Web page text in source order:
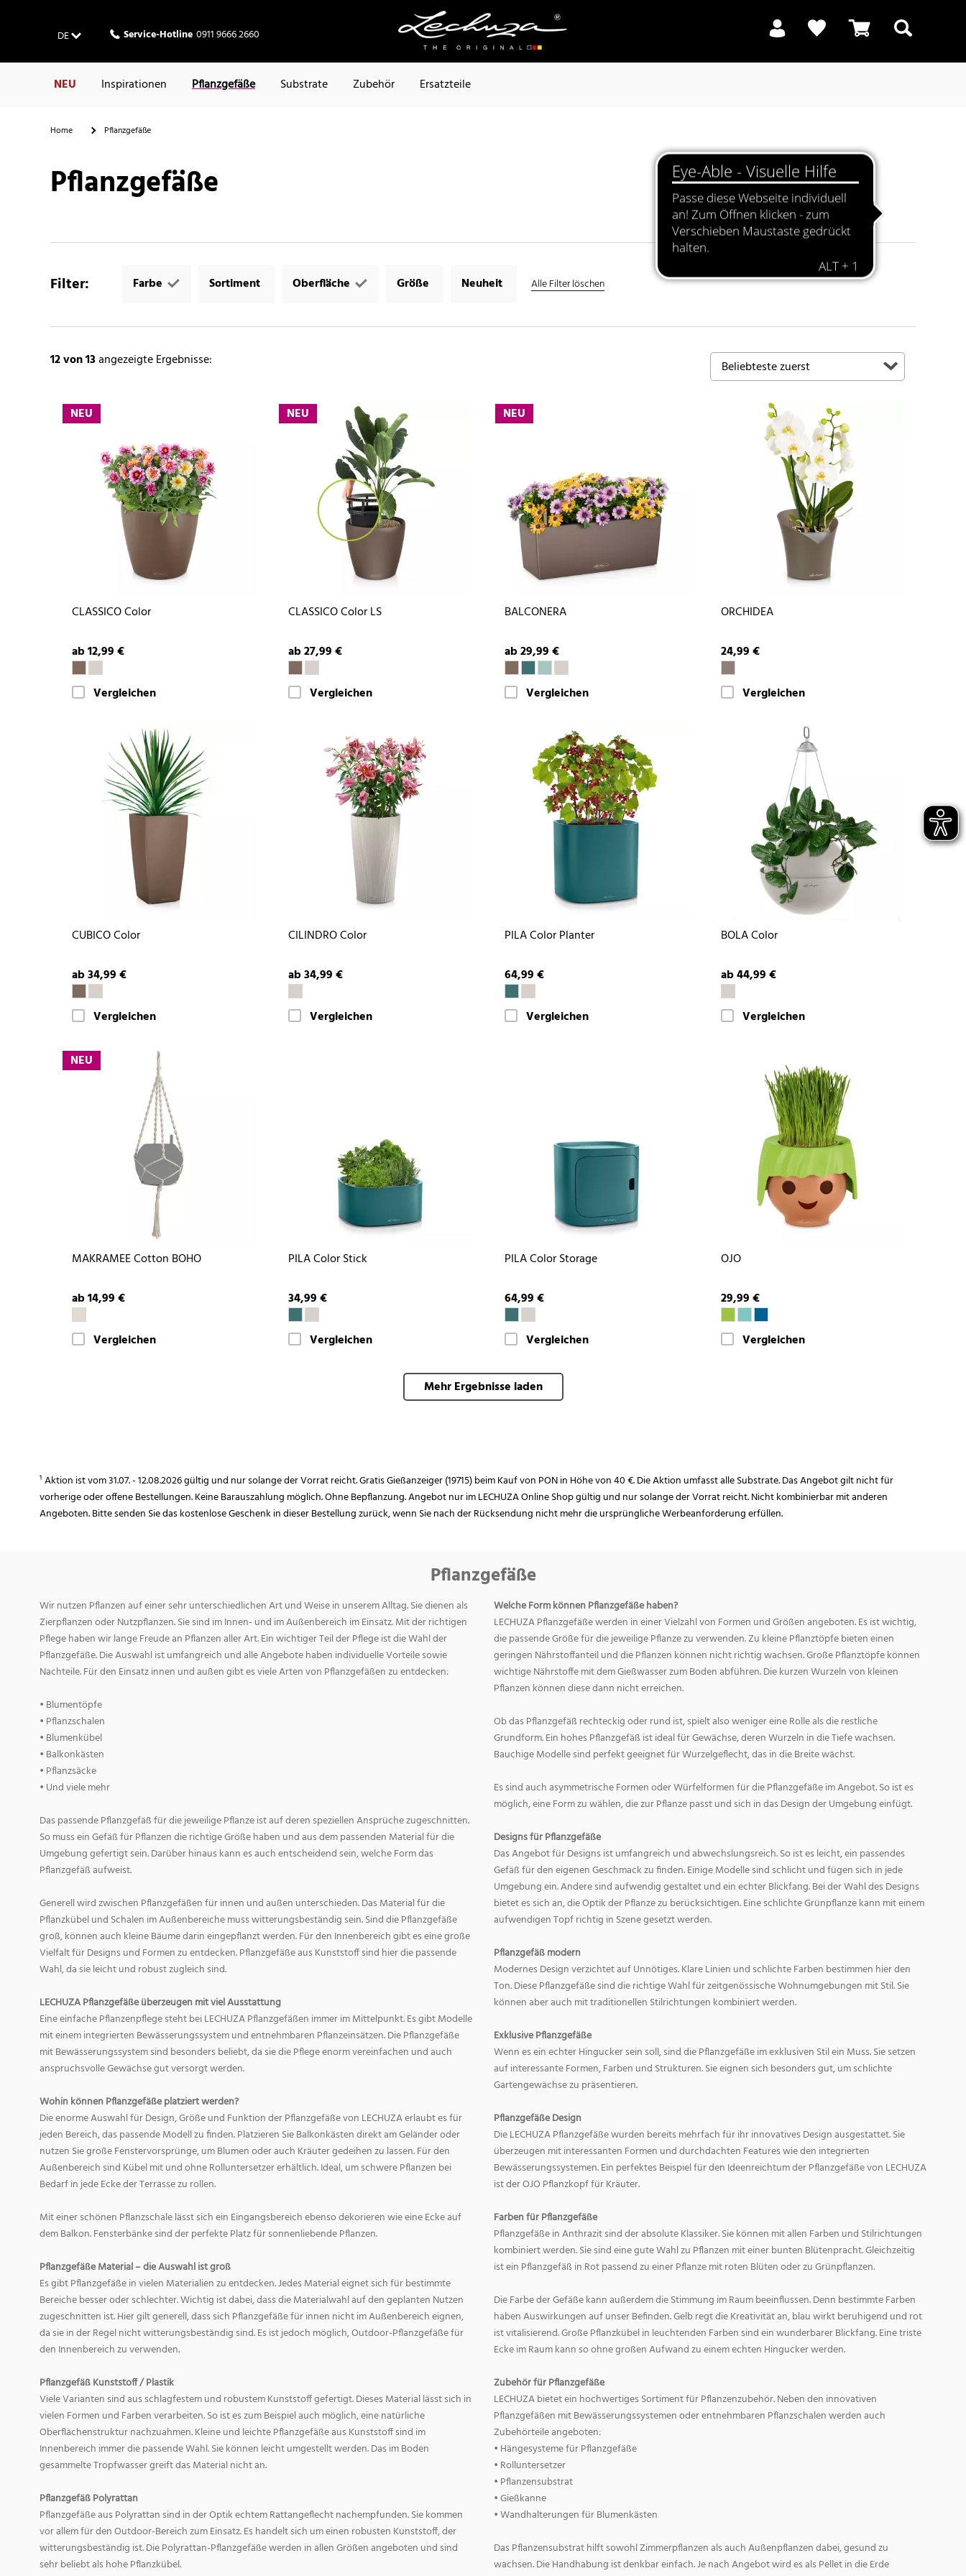
DE Service-Hotline 0911 9666 2660
NEU Inspirationen Pflanzgefäße Substrate Zubehör Ersatzteile
Suchen
Home Pflanzgefäße
Pflanzgefäße
Filter: Farbe Sortiment Oberfläche Größe Neuheit Alle Filter löschen
12von 13angezeigte Ergebnisse:
NEU
CLASSICO Color
ab 12,99 €
Vergleichen
NEU
CLASSICO Color LS
ab 27,99 €
Vergleichen
NEU
BALCONERA
ab 29,99 €
Vergleichen
ORCHIDEA
24,99 €
Vergleichen
CUBICO Color
ab 34,99 €
Vergleichen
CILINDRO Color
ab 34,99 €
Vergleichen
PILA Color Planter
64,99 €
Vergleichen
BOLA Color
ab 44,99 €
Vergleichen
NEU
MAKRAMEE Cotton BOHO
ab 14,99 €
Vergleichen
PILA Color Stick
34,99 €
Vergleichen
PILA Color Storage
64,99 €
Vergleichen
OJO
29,99 €
Vergleichen
Mehr Ergebnisse laden
¹ Aktion ist vom 31.07. - 12.08.2026 gültig und nur solange der Vorrat reicht. Gratis Gießanzeiger (19715) beim Kauf von PON in Höhe von 40 €. Die Aktion umfasst alle Substrate. Das Angebot gilt nicht für
vorherige oder offene Bestellungen. Keine Barauszahlung möglich. Ohne Bepflanzung. Angebot nur im LECHUZA Online Shop gültig und nur solange der Vorrat reicht. Nicht kombinierbar mit anderen
Angeboten. Bitte senden Sie das kostenlose Geschenk in dieser Bestellung zurück, wenn Sie nach der Rücksendung nicht mehr die ursprüngliche Werbeanforderung erfüllen.
Pflanzgefäße
Wir nutzen Pflanzen auf einer sehr unterschiedlichen Art und Weise in unserem Alltag. Sie dienen als
Zierpflanzen oder Nutzpflanzen. Sie sind im Innen- und im Außenbereich im Einsatz. Mit der richtigen
Pflege haben wir lange Freude an Pflanzen aller Art. Ein wichtiger Teil der Pflege ist die Wahl der
Pflanzgefäße. Die Auswahl ist umfangreich und alle Angebote haben individuelle Vorteile sowie
Nachteile. Für den Einsatz innen und außen gibt es viele Arten von Pflanzgefäßen zu entdecken:
• Blumentöpfe
• Pflanzschalen
• Blumenkübel
• Balkonkästen
• Pflanzsäcke
• Und viele mehr
Das passende Pflanzgefäß für die jeweilige Pflanze ist auf deren speziellen Ansprüche zugeschnitten.
So muss ein Gefäß für Pflanzen die richtige Größe haben und aus dem passenden Material für die
Umgebung gefertigt sein. Darüber hinaus kann es auch entscheidend sein, welche Form das
Pflanzgefäß aufweist.
Generell wird zwischen Pflanzgefäßen für innen und außen unterschieden. Das Material für die
Pflanzkübel und Schalen im Außenbereiche muss witterungsbeständig sein. Sind die Pflanzgefäße
groß, können auch kleine Bäume darin eingepflanzt werden. Für den Innenbereich gibt es eine große
Vielfalt für Designs und Formen zu entdecken. Pflanzgefäße aus Kunststoff sind hier die passende
Wahl, da sie leicht und robust zugleich sind.
LECHUZA Pflanzgefäße überzeugen mit viel Ausstattung
Eine einfache Pflanzenpflege steht bei LECHUZA Pflanzgefäßen immer im Mittelpunkt. Es gibt Modelle
mit einem integrierten Bewässerungssystem und entnehmbaren Pflanzeinsätzen. Die Pflanzgefäße
mit Bewässerungssystem sind besonders beliebt, da sie die Pflege enorm vereinfachen und auch
anspruchsvolle Gewächse gut versorgt werden.
Wohin können Pflanzgefäße platziert werden?
Die enorme Auswahl für Design, Größe und Funktion der Pflanzgefäße von LECHUZA erlaubt es für
jeden Bereich, das passende Modell zu finden. Platzieren Sie Balkonkästen direkt am Geländer oder
nutzen Sie große Fenstervorsprünge, um Blumen oder auch Kräuter gedeihen zu lassen. Für den
Außenbereich sind Kübel mit und ohne Rolluntersetzer erhältlich. Ideal, um schwere Pflanzen bei
Bedarf in jede Ecke der Terrasse zu rollen.
Mit einer schönen Pflanzschale lässt sich ein Eingangsbereich ebenso dekorieren wie eine Ecke auf
dem Balkon. Fensterbänke sind der perfekte Platz für sonnenliebende Pflanzen.
Pflanzgefäße Material – die Auswahl ist groß
Es gibt Pflanzgefäße in vielen Materialien zu entdecken. Jedes Material eignet sich für bestimmte
Bereiche besser oder schlechter. Wichtig ist dabei, dass die Materialwahl auf den geplanten Nutzen
zugeschnitten ist. Hier gilt generell, dass sich Pflanzgefäße für innen nicht im Außenbereich eignen,
da sie in der Regel nicht witterungsbeständig sind. Es ist jedoch möglich, Outdoor-Pflanzgefäße für
den Innenbereich zu verwenden.
Pflanzgefäß Kunststoff / Plastik
Viele Varianten sind aus schlagfestem und robustem Kunststoff gefertigt. Dieses Material lässt sich in
vielen Formen und Farben verarbeiten. So ist es zum Beispiel auch möglich, eine natürliche
Oberflächenstruktur nachzuahmen. Kleine und leichte Pflanzgefäße aus Kunststoff sind im
Innenbereich immer die passende Wahl. Sie können leicht umgestellt werden. Das im Boden
gesammelte Tropfwasser greift das Material nicht an.
Pflanzgefäß Polyrattan
Pflanzgefäße aus Polyrattan sind in der Optik echtem Rattangeflecht nachempfunden. Sie kommen
vor allem für den Outdoor-Bereich zum Einsatz. Es handelt sich um einen robusten Kunststoff, der
witterungsbeständig ist. Die Polyrattan-Pflanzgefäße werden in allen Größen angeboten und sind
sehr beliebt als hohe Pflanzkübel.
Welche Form können Pflanzgefäße haben?
LECHUZA Pflanzgefäße werden in einer Vielzahl von Formen und Größen angeboten. Es ist wichtig,
die passende Größe für die jeweilige Pflanze zu verwenden. Zu kleine Pflanztöpfe bieten einen
geringen Nährstoffanteil und die Pflanzen können nicht richtig wachsen. Große Pflanztöpfe können
wichtige Nährstoffe mit dem Gießwasser zum Boden abführen. Die kurzen Wurzeln von kleinen
Pflanzen können diese dann nicht erreichen.
Ob das Pflanzgefäß rechteckig oder rund ist, spielt also weniger eine Rolle als die restliche
Grundform. Ein hohes Pflanzgefäß ist ideal für Gewächse, deren Wurzeln in die Tiefe wachsen.
Bauchige Modelle sind perfekt geeignet für Wurzelgeflecht, das in die Breite wächst.
Es sind auch asymmetrische Formen oder Würfelformen für die Pflanzgefäße im Angebot. So ist es
möglich, eine Form zu wählen, die zur Pflanze passt und sich in das Design der Umgebung einfügt.
Designs für Pflanzgefäße
Das Angebot für Designs ist umfangreich und abwechslungsreich. So ist es leicht, ein passendes
Gefäß für den eigenen Geschmack zu finden. Einige Modelle sind schlicht und fügen sich in jede
Umgebung ein. Andere sind aufwendig gestaltet und ein echter Blickfang. Bei der Wahl des Designs
bietet es sich an, die Optik der Pflanze zu berücksichtigen. Eine schlichte Grünpflanze kann mit einem
aufwendigen Topf richtig in Szene gesetzt werden.
Pflanzgefäß modern
Modernes Design verzichtet auf Unnötiges. Klare Linien und schlichte Farben bestimmen hier den
Ton. Diese Pflanzgefäße sind die richtige Wahl für zeitgenössische Wohnumgebungen mit Stil. Sie
können aber auch mit traditionellen Stilrichtungen kombiniert werden.
Exklusive Pflanzgefäße
Wenn es ein echter Hingucker sein soll, sind die Pflanzgefäße im exklusiven Stil ein Muss. Sie setzen
auf interessante Formen, Farben und Strukturen. Sie eignen sich besonders gut, um schlichte
Gartengewächse zu präsentieren.
Pflanzgefäße Design
Die LECHUZA Pflanzgefäße wurden bereits mehrfach für ihr innovatives Design ausgestattet. Sie
überzeugen mit interessanten Formen und durchdachten Features wie den integrierten
Bewässerungssystemen. Ein perfektes Beispiel für den Ideenreichtum der Pflanzgefäße von LECHUZA
ist der OJO Pflanzkopf für Kräuter.
Farben für Pflanzgefäße
Pflanzgefäße in Anthrazit sind der absolute Klassiker. Sie können mit allen Farben und Stilrichtungen
kombiniert werden. Sie sind eine gute Wahl zu Pflanzen mit einer bunten Blütenpracht. Gleichzeitig
ist ein Pflanzgefäß in Rot passend zu einer Pflanze mit roten Blüten oder zu Grünpflanzen.
Die Farbe der Gefäße kann außerdem die Stimmung im Raum beeinflussen. Denn bestimmte Farben
haben Auswirkungen auf unser Befinden. Gelb regt die Kreativität an, blau wirkt beruhigend und rot
ist vitalisierend. Große Pflanzkübel in leuchtenden Farben sind ein wunderbarer Blickfang. Eine triste
Ecke im Raum kann so ohne großen Aufwand zu einem echten Hingucker werden.
Zubehör für Pflanzgefäße
LECHUZA bietet ein hochwertiges Sortiment für Pflanzenzubehör. Neben den innovativen
Pflanzgefäßen mit Bewässerungssystemen oder entnehmbaren Pflanzschalen werden auch
Zubehörteile angeboten:
• Hängesysteme für Pflanzgefäße
• Rolluntersetzer
• Pflanzensubstrat
• Gießkanne
• Wandhalterungen für Blumenkästen
Das Pflanzensubstrat hilft sowohl Zimmerpflanzen als auch Außenpflanzen dabei, gesund zu
wachsen. Die Handhabung ist denkbar einfach. Je nach Angebot wird es als Pellet in die Erde